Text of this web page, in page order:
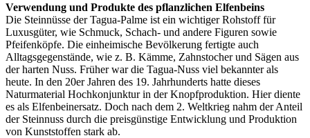
Verwendung und Produkte des pflanzlichen Elfenbeins
Die Steinnüsse der Tagua-Palme ist ein wichtiger Rohstoff für
Luxusgüter, wie Schmuck, Schach- und andere Figuren sowie
Pfeifenköpfe. Die einheimische Bevölkerung fertigte auch
Alltagsgegenstände, wie z. B. Kämme, Zahnstocher und Sägen aus
der harten Nuss. Früher war die Tagua-Nuss viel bekannter als
heute. In den 20er Jahren des 19. Jahrhunderts hatte dieses
Naturmaterial Hochkonjunktur in der Knopfproduktion. Hier diente
es als Elfenbeinersatz. Doch nach dem 2. Weltkrieg nahm der Anteil
der Steinnuss durch die preisgünstige Entwicklung und Produktion
von Kunststoffen stark ab.